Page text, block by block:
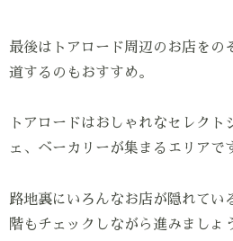
最後はトアロード周辺のお店をの
道するのもおすすめ。
トアロードはおしゃれなセレクト
ェ、ベーカリーが集まるエリアで
路地裏にいろんなお店が隠れてい
階もチェックしながら進みましょ